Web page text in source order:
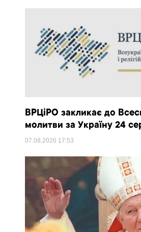
ВРЦіРО закликає до
молитви за Україну 24
07.08.2026 17:53